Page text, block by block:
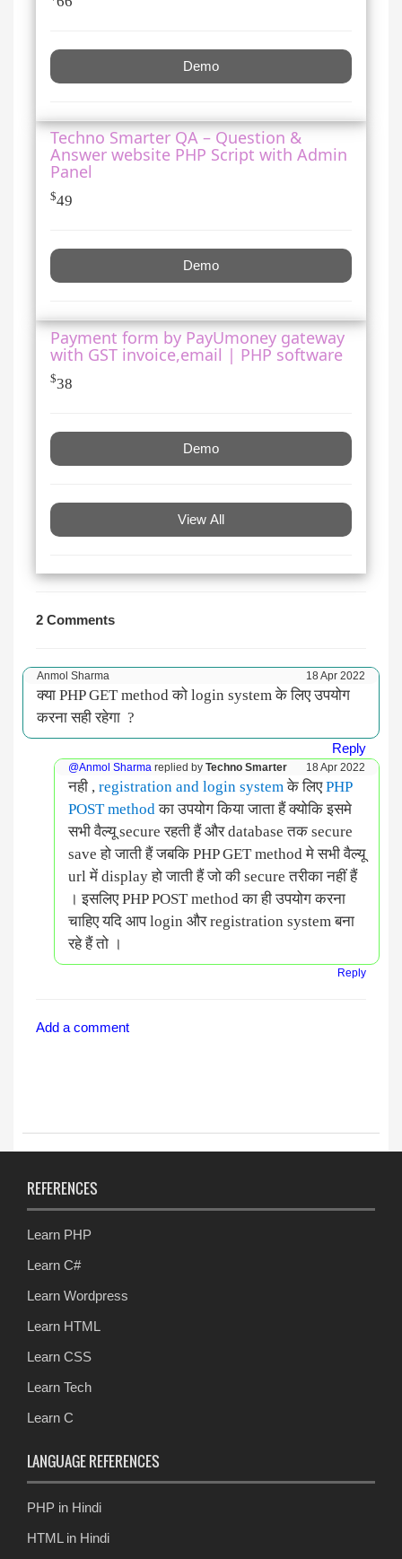
Demo
Techno Smarter QA – Question &
Answer website PHP Script with Admin
Panel
$49
Demo
Payment form by PayUmoney gateway
with GST invoice,email | PHP software
$38
Demo
View All
2 Comments
Anmol Sharma 18 Apr 2022
क्या PHP GET method को login system के लिए उपयोग
करना सही रहेगा ?
Reply
@Anmol Sharma replied by Techno Smarter 18 Apr 2022
नही , registration and login systemके लिएPHP
POST methodका उपयोग किया जाता हैं क्योकि इसमे
सभी वैल्यू secure रहती हैं और database तक secure
save हो जाती हैं जबकि PHP GET method मे सभी वैल्यू
url में display हो जाती हैं जो की secure तरीका नहीं हैं
। इसलिए PHP POST method का ही उपयोग करना
चाहिए यदि आप login और registration system बना
रहे हैं तो ।
Reply
Add a comment
REFERENCES
Learn PHP
Learn C#
Learn Wordpress
Learn HTML
Learn CSS
Learn Tech
Learn C
LANGUAGE REFERENCES
PHP in Hindi
HTML in Hindi